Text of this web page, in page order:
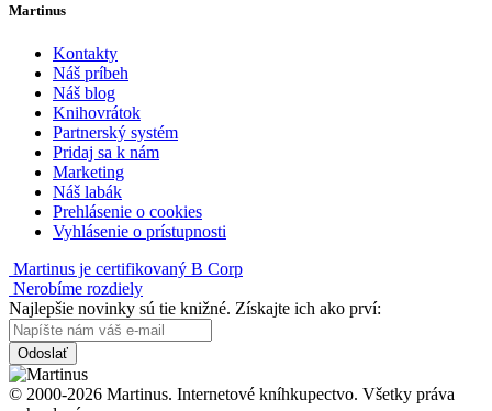
Martinus
Kontakty
Náš príbeh
Náš blog
Knihovrátok
Partnerský systém
Pridaj sa k nám
Marketing
Náš labák
Prehlásenie o cookies
Vyhlásenie o prístupnosti
Martinus je certifikovaný B Corp
Nerobíme rozdiely
Najlepšie novinky sú tie knižné. Získajte ich ako prví:
Odoslať
© 2000-2026 Martinus. Internetové kníhkupectvo. Všetky práva